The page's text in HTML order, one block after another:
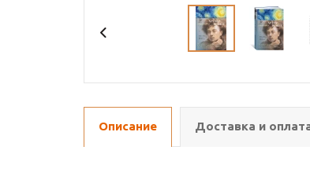
Описание Доставка и